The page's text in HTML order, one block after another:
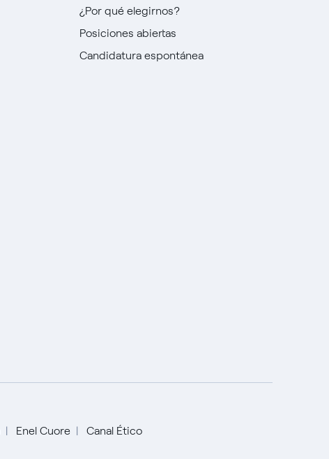
¿Por qué elegirnos?
Posiciones abiertas
Candidatura espontánea
Enel Cuore Canal Ético